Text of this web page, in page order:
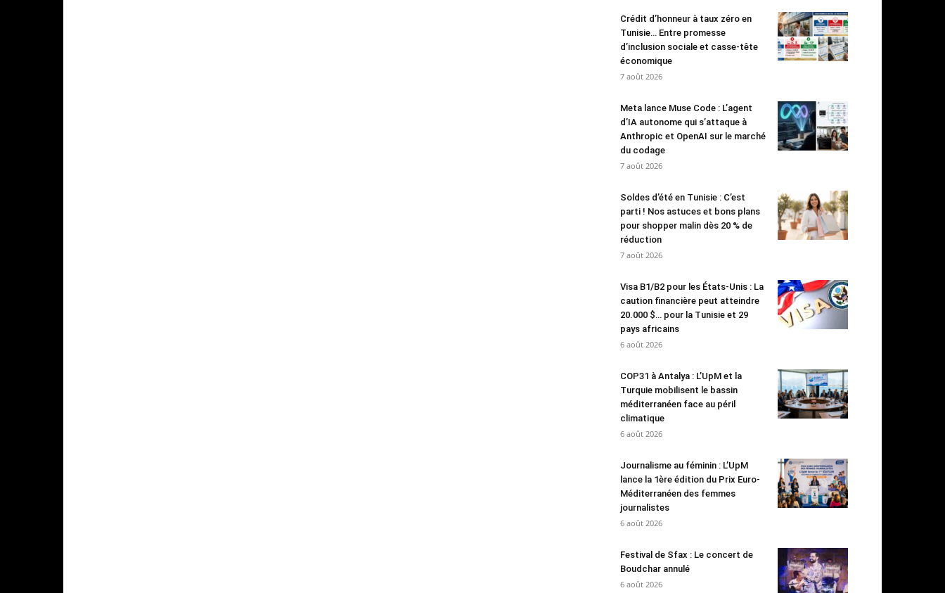
Crédit d’honneur à taux zéro en
Tunisie… Entre promesse
d’inclusion sociale et casse-tête
économique
7 août 2026
Meta lance Muse Code : L’agent
d’IA autonome qui s’attaque à
Anthropic et OpenAI sur le marché
du codage
7 août 2026
Soldes d’été en Tunisie : C’est
parti ! Nos astuces et bons plans
pour shopper malin dès 20 % de
réduction
7 août 2026
Visa B1/B2 pour les États-Unis : La
caution financière peut atteindre
20.000 $… pour la Tunisie et 29
pays africains
6 août 2026
COP31 à Antalya : L’UpM et la
Turquie mobilisent le bassin
méditerranéen face au péril
climatique
6 août 2026
Journalisme au féminin : L’UpM
lance la 1ère édition du Prix Euro-
Méditerranéen des femmes
journalistes
6 août 2026
Festival de Sfax : Le concert de
Boudchar annulé
6 août 2026